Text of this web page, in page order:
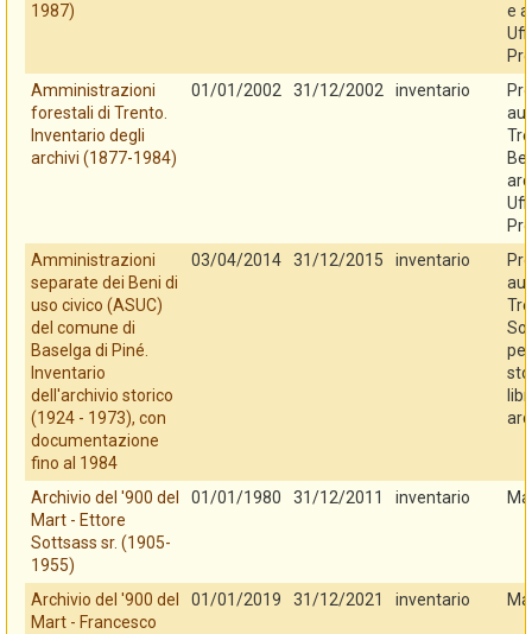
1987)
e
Amministrazioni
forestali di Trento.
Inventario degli
archivi (1877-1984)
01/01/2002 31/12/2002 inventario
Amministrazioni
separate dei Beni di
uso civico (ASUC)
del comune di
Baselga di Piné.
Inventario
dell'archivio storico
(1924 - 1973), con
documentazione
fino al 1984
03/04/2014 31/12/2015 inventario
Archivio del '900 del
Mart - Ettore
Sottsass sr. (1905-
1955)
01/01/1980 31/12/2011 inventario
Archivio del '900 del
Mart - Francesco
01/01/2019 31/12/2021 inventario